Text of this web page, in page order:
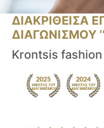
ΔΙΑΚΡΙΘΕΙΣΑ
ΔΙΑΓΩΝΙΣΜΟΥ ‘’
Krontsis fashion